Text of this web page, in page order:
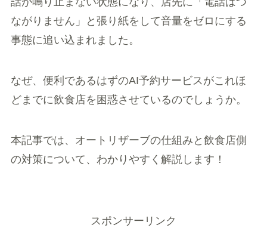
ながりません」と張り紙をして音量をゼロにする
事態に追い込まれました。
なぜ、便利であるはずのAI予約サービスがこれほ
どまでに飲食店を困惑させているのでしょうか。
本記事では、オートリザーブの仕組みと飲食店側
の対策について、わかりやすく解説します！
スポンサーリンク